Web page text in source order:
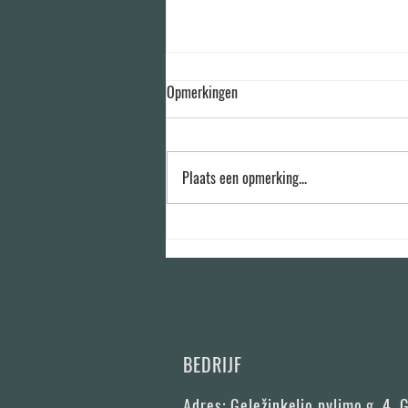
gebruikt als een glamping huis of
Opmerkingen
Plaats een opmerking...
BEDRIJF